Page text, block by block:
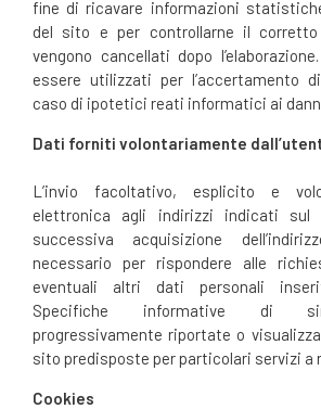
fine di ricavare informazioni
del sito e per controllarne il corretto
vengono cancellati dopo
essere utilizzati per l’accertamento
caso di ipotetici reati informatici ai
Dati forniti volontariamente
L’invio facoltativo, esplicito e
elettronica agli indirizzi indicati sul
successiva acquisizione
necessario per rispondere alle
eventuali altri dati personali
Specifiche informative di
progressivamente riportate o
sito predisposte per particolari servizi a
Cookies